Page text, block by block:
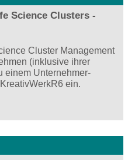
Science Clusters -
Cluster Management
(inklusive ihrer
einem Unternehmer-
ein.